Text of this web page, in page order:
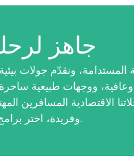
جاهز
ووجهات طبيعية ساحرة.
الاقتصادية المسافرين
وفريدة، اختر برامج الانغماس الثقافي والتراث السعودي الأصيل.